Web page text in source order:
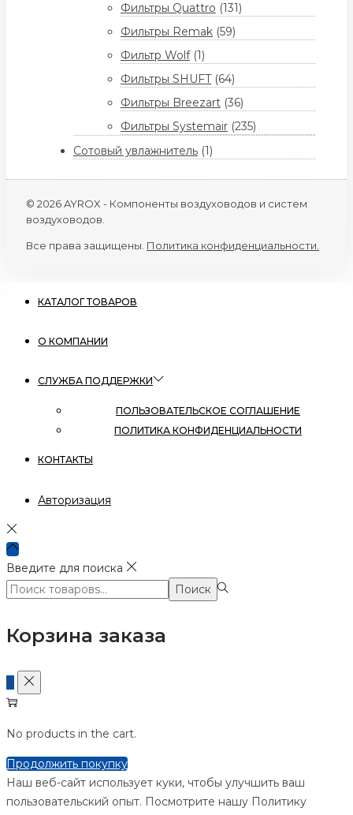
Фильтры Quattro (131)
Фильтры Remak (59)
Фильтр Wolf (1)
Фильтры SHUFT (64)
Фильтры Breezart (36)
Фильтры Systemair (235)
Сотовый увлажнитель (1)
© 2026 AYROX - Компоненты воздуховодов и систем
воздуховодов.
Все права защищены. Политика конфиденциальности.
КАТАЛОГ ТОВАРОВ
О КОМПАНИИ
СЛУЖБА ПОДДЕРЖКИ
ПОЛЬЗОВАТЕЛЬСКОЕ СОГЛАШЕНИЕ
ПОЛИТИКА КОНФИДЕНЦИАЛЬНОСТИ
КОНТАКТЫ
Авторизация
Введите для поиска
Поиск:>
Поиск
Корзина заказа
0
No products in the cart.
Продолжить покупку
Наш веб-сайт использует куки, чтобы улучшить ваш
пользовательский опыт. Посмотрите нашу Политику